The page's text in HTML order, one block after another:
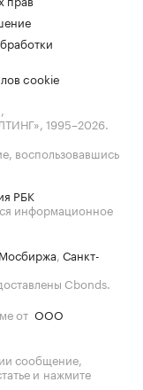
cookie
1995–2026.
воспользовавшись
РБК
информационное
Мосбиржа, Санкт-
Cbonds.
от ООО
сообщение,
и нажмите